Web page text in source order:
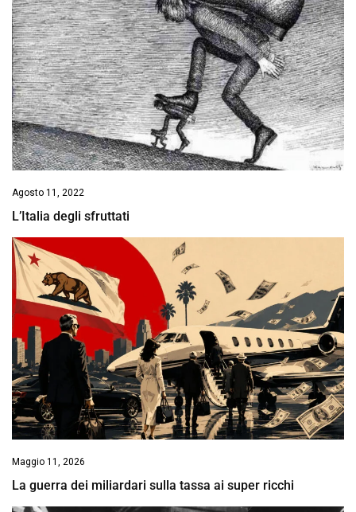
Agosto 11, 2022
L’Italia degli sfruttati
Maggio 11, 2026
La guerra dei miliardari sulla tassa ai super ricchi